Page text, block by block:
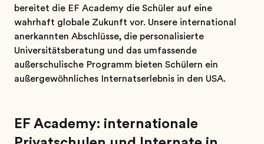
bereitet die EF Academy die Schüler auf eine
wahrhaft globale Zukunft vor. Unsere international
anerkannten Abschlüsse, die personalisierte
Universitätsberatung und das umfassende
außerschulische Programm bieten Schülern ein
außergewöhnliches Internatserlebnis in den USA.
EF Academy: internationale